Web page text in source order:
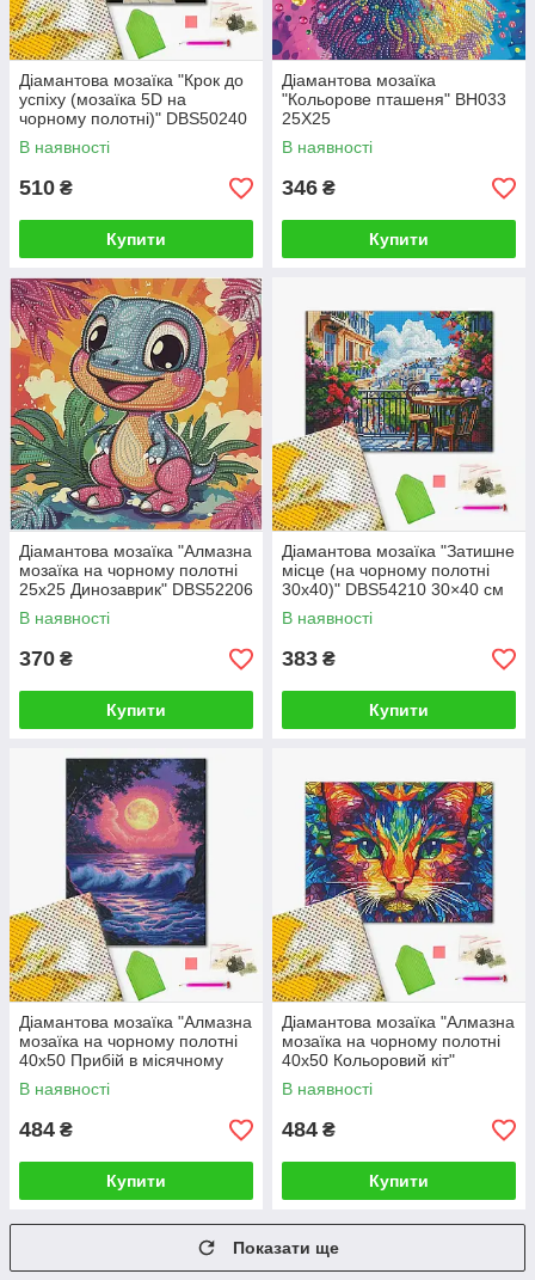
Діамантова мозаїка "Крок до
успіху (мозаїка 5D на
чорному полотні)" DBS50240
40×50 см
В наявності
510 ₴
Купити
Діамантова мозаїка
"Кольорове пташеня" BH033
25X25
В наявності
346 ₴
Купити
Діамантова мозаїка "Алмазна
мозаїка на чорному полотні
25х25 Динозаврик" DBS52206
25X25
В наявності
370 ₴
Купити
Діамантова мозаїка "Затишне
місце (на чорному полотні
30х40)" DBS54210 30×40 см
В наявності
383 ₴
Купити
Діамантова мозаїка "Алмазна
мозаїка на чорному полотні
40х50 Прибій в місячному
світлі" DBS54013 40×50 см
В наявності
484 ₴
Купити
Діамантова мозаїка "Алмазна
мозаїка на чорному полотні
40х50 Кольоровий кіт"
DBS54004 40×50 см
В наявності
484 ₴
Купити
Показати ще